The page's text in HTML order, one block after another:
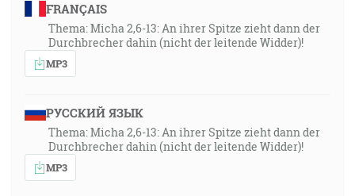
FRANÇAIS
Thema: Micha 2,6-13: An ihrer Spitze zieht dann der
Durchbrecher dahin (nicht der leitende Widder)!
MP3
РУССКИЙ ЯЗЫК
Thema: Micha 2,6-13: An ihrer Spitze zieht dann der
Durchbrecher dahin (nicht der leitende Widder)!
MP3